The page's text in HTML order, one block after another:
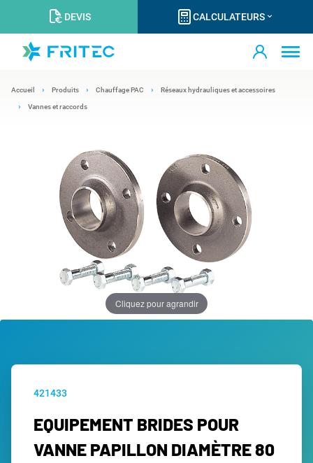
DEVIS CALCULATEURS
Accueil Produits Chauffage PAC Réseaux hydrauliques et accessoires
Vannes et raccords
Cliquez pour agrandir
421433
EQUIPEMENT BRIDES POUR
VANNE PAPILLON DIAMÈTRE 80